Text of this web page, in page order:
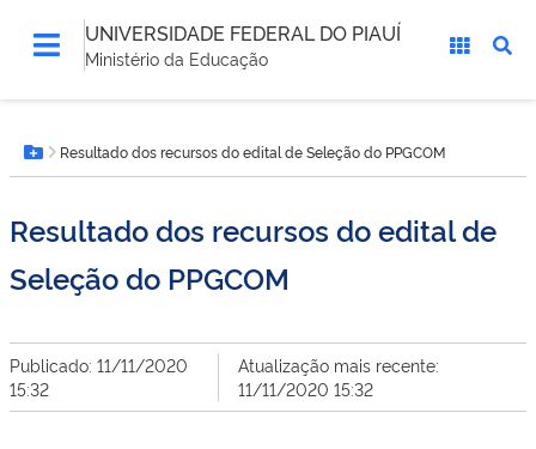
UNIVERSIDADE FEDERAL DO PIAUÍ
Ministério da Educação
está
aqui:Botão Menu
Resultado dos recursos do edital de Seleção do PPGCOM
Resultado dos recursos do edital de
Seleção do PPGCOM
Publicado: 11/11/2020
15:32
Atualização mais recente:
11/11/2020 15:32